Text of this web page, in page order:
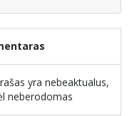
yra nebeaktualus,
neberodomas